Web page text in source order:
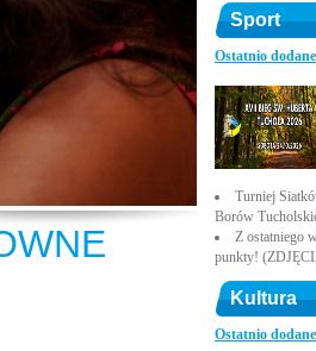
Sport
Ostatnio dodane
Turniej
Borów
Z ostatniego
punkty!
Kultura
Ostatnio dodane